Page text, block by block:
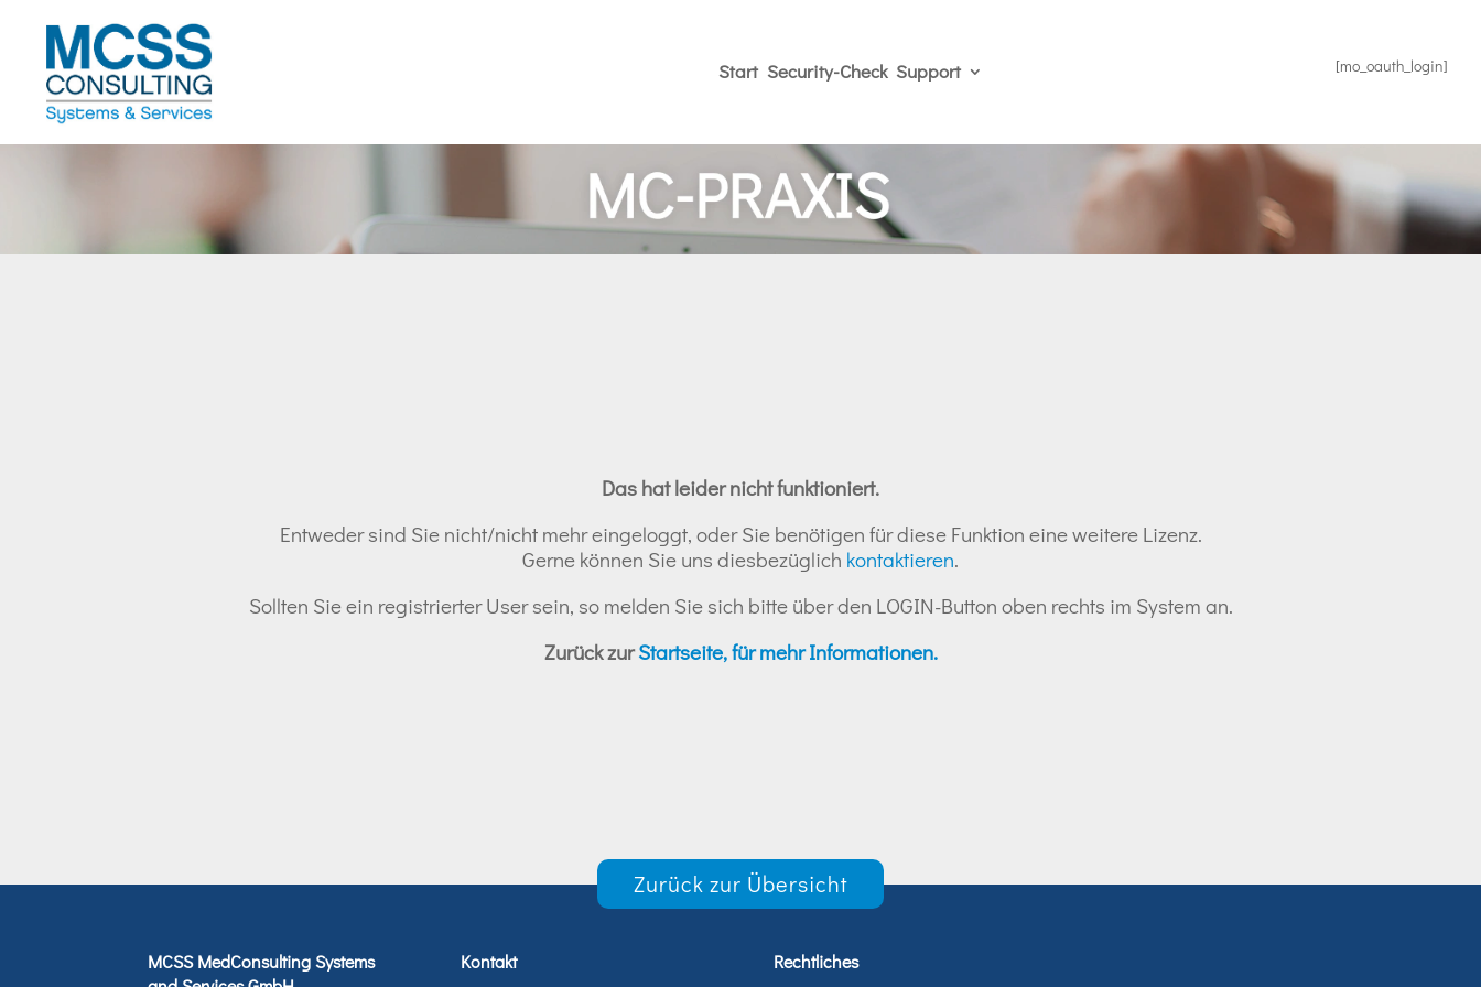
Start Security-Check Support [mo_oauth_login]
Das hat leider nicht funktioniert.
Entweder sind Sie nicht/nicht mehr eingeloggt, oder Sie benötigen für diese Funktion eine weitere Lizenz.
Gerne können Sie uns diesbezüglich kontaktieren.
Sollten Sie ein registrierter User sein, so melden Sie sich bitte über den LOGIN-Button oben rechts im System an.
Zurück zurStartseite, für mehr Informationen.
Zurück zur Übersicht
MCSS MedConsulting Systems
Kontakt
Rechtliches